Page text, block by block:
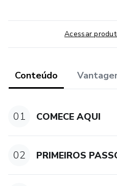
- Fazer lindas decorações
- Empreender na confeitaria
Você vai se surpreender
O Curso Bolo do Barulho, é
Acessar
Conteúdo
01 COMECE AQUI
02 PRIMEIROS